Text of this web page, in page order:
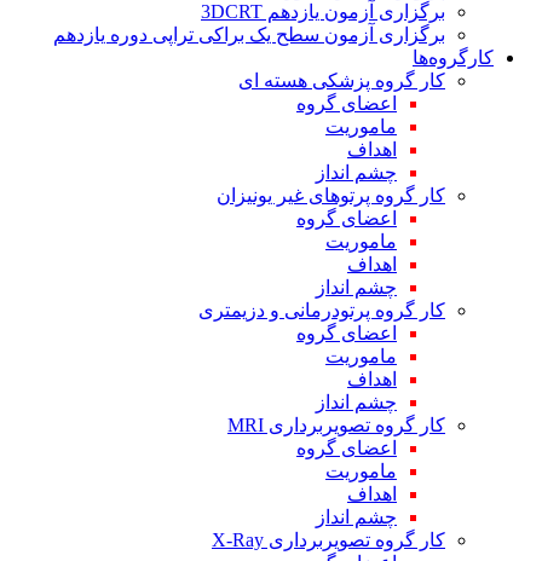
برگزاری آزمون یازدهم 3DCRT
برگزاری آزمون سطح یک براکی تراپی دوره یازدهم
کارگروه‌ها
کار گروه پزشکی هسته ای
اعضای گروه
ماموریت
اهداف
چشم انداز
کار گروه پرتوهای غیر یونیزان
اعضای گروه
ماموریت
اهداف
چشم انداز
کار گروه پرتودرمانی و دزیمتری
اعضای گروه
ماموریت
اهداف
چشم انداز
کار گروه تصویربرداری MRI
اعضای گروه
ماموریت
اهداف
چشم انداز
کار گروه تصویربرداری X-Ray